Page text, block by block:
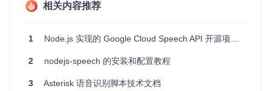
项目及技术应用场景
：构建语音交互式的教育应用，帮助学习者练习发音或
理解复杂的概念。
娱乐
：例如圣诞贺卡网站，用户的声音可以控制脸部滤镜，
无障碍应用：为视觉障碍用户提供语音操作界面，提高其使
相关内容推荐
1 Node.js 实现的 Google Cloud Speech API 开源项目教程
2 nodejs-speech 的安装和配置教程
3 Asterisk 语音识别脚本技术文档